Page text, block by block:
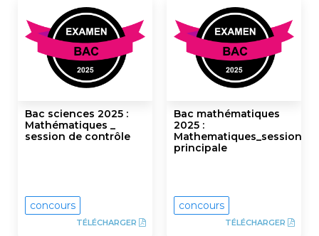
Bac sciences 2025 :
Mathématiques _
session de contrôle
concours
TÉLÉCHARGER
Bac mathématiques
2025 :
Mathematiques_session
principale
concours
TÉLÉCHARGER